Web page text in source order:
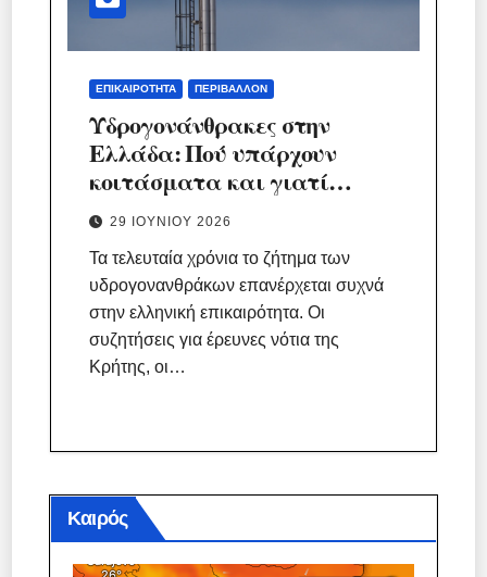
ΕΠΙΚΑΙΡΌΤΗΤΑ ΠΕΡΙΒΆΛΛΟΝ
Υδρογονάνθρακες στην
Ελλάδα: Πού υπάρχουν
κοιτάσματα και γιατί
προκαλούν τόση συζήτηση;
29 ΙΟΥΝΊΟΥ 2026
Τα τελευταία χρόνια το ζήτημα των
υδρογονανθράκων επανέρχεται συχνά
στην ελληνική επικαιρότητα. Οι
συζητήσεις για έρευνες νότια της
Κρήτης, οι…
Καιρός